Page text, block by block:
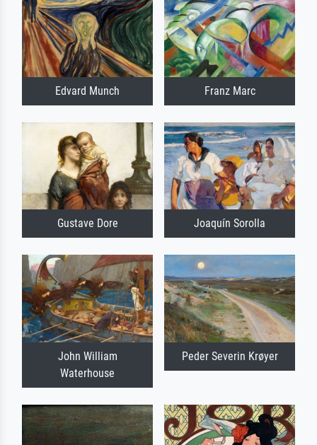
Edvard Munch Franz Marc
Gustave Dore Joaquín Sorolla
John William
Waterhouse
Peder Severin Krøyer